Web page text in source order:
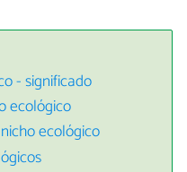
- significado
ecológico
ecológico